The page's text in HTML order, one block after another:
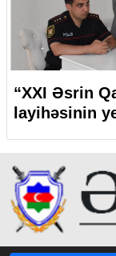
“XXI Əsrin
layihəsinin